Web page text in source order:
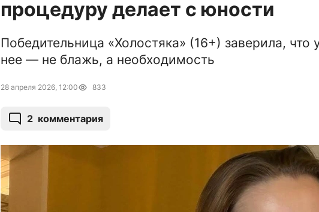
процедуру делает с юности
Победительница «Холостяка» (16+) заверила, что
нее — не блажь, а необходимость
28 апреля 2026, 12:00 833
2 комментария